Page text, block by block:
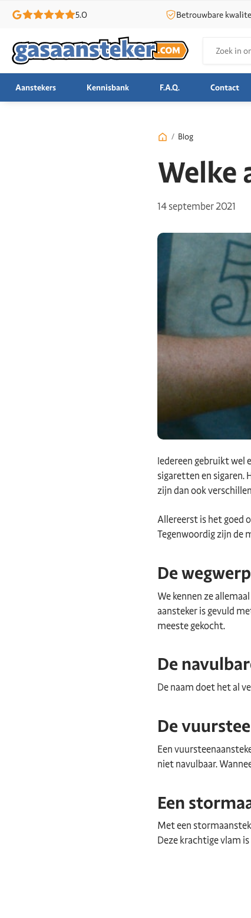
5.0 Betrouwbare
Zoeken
Aanstekers Kennisbank F.A.Q. Contact
/ Blog
Welke
14 september 2021
Iedereen gebruikt wel
sigaretten en sigaren.
zijn dan ook
Allereerst is het goed
Tegenwoordig zijn de
De
We kennen ze
aansteker is gevuld
meeste gekocht.
De
De naam doet het al
De
Een
niet navulbaar.
Een
Met een
Deze krachtige vlam